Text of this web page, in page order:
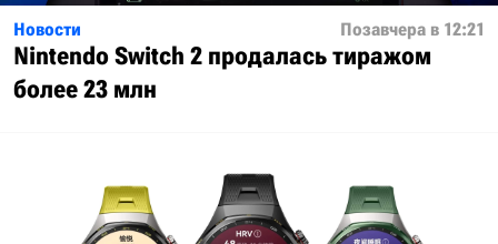
Новости Позавчера в 12:21
Nintendo Switch 2 продалась тиражом
более 23 млн